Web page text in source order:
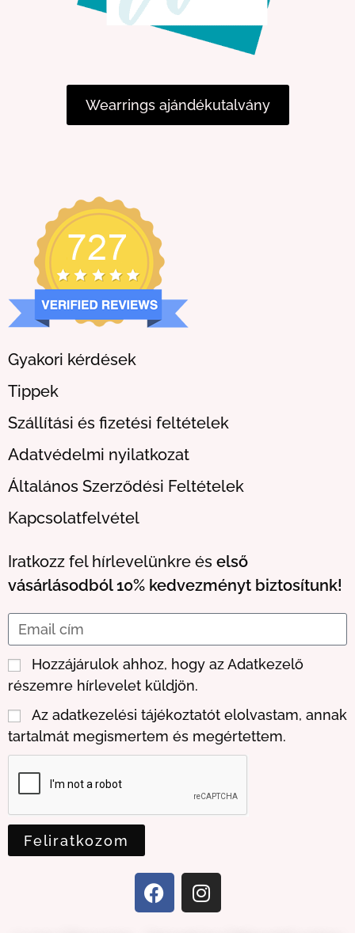
Wearrings ajándékutalvány
Gyakori kérdések
Tippek
Szállítási és fizetési feltételek
Adatvédelmi nyilatkozat
Általános Szerződési Feltételek
Kapcsolatfelvétel
Iratkozz fel hírlevelünkre és első
vásárlásodból 10% kedvezményt biztosítunk!
Hozzájárulok ahhoz, hogy az Adatkezelő
részemre hírlevelet küldjön.
Az adatkezelési tájékoztatót elolvastam, annak
tartalmát megismertem és megértettem.
Feliratkozom